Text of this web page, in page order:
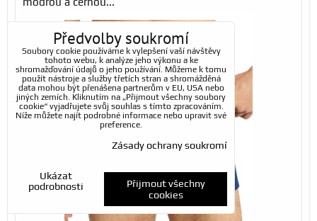
Předvolby soukromí
Soubory cookie používáme k vylepšení vaší návštěvy
tohoto webu, k analýze jeho výkonu a ke
shromažďování údajů o jeho používání. Můžeme k tomu
použít nástroje a služby třetích stran a shromážděná
data mohou být přenášena partnerům v EU, USA nebo
jiných zemích. Kliknutím na „Přijmout všechny soubory
cookie“ vyjadřujete svůj souhlas s tímto zpracováním.
Níže můžete najít podrobné informace nebo upravit své
preference.
Zásady ochrany soukromí
Ukázat
podrobnosti
Přijmout všechny
cookies